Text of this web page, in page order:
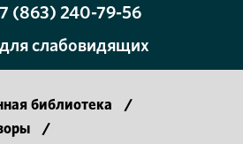
(863) 240-79-56
для слабовидящих
библиотека
/
/